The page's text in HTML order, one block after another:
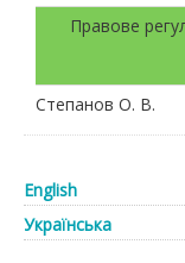
Правове
Степанов О. В.
English
Українська